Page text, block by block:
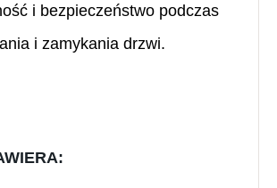
i bezpieczeństwo podczas
i zamykania drzwi.